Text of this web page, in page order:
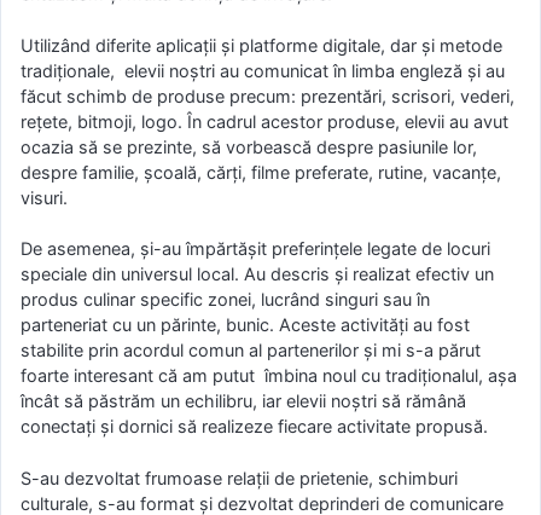
Utilizând diferite aplicații și platforme digitale, dar și metode
tradiționale, elevii noștri au comunicat în limba engleză și au
făcut schimb de produse precum: prezentări, scrisori, vederi,
rețete, bitmoji, logo. În cadrul acestor produse, elevii au avut
ocazia să se prezinte, să vorbească despre pasiunile lor,
despre familie, școală, cărți, filme preferate, rutine, vacanțe,
visuri.
De asemenea, și-au împărtășit preferințele legate de locuri
speciale din universul local. Au descris și realizat efectiv un
produs culinar specific zonei, lucrând singuri sau în
parteneriat cu un părinte, bunic. Aceste activități au fost
stabilite prin acordul comun al partenerilor și mi s-a părut
foarte interesant că am putut îmbina noul cu tradiționalul, așa
încât să păstrăm un echilibru, iar elevii noștri să rămână
conectați și dornici să realizeze fiecare activitate propusă.
S-au dezvoltat frumoase relații de prietenie, schimburi
culturale, s-au format și dezvoltat deprinderi de comunicare